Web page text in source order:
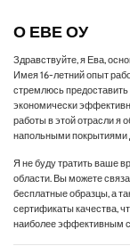
О ЕВЕ ОУ
Здравствуйте, я Ева,
Имея 16-летний опыт
стремлюсь
экономически
работы в этой отрасли
напольными покрытиями
Я не буду тратить ваше
области. Вы можете
бесплатные образцы, а
сертификаты качества,
наиболее эффективным